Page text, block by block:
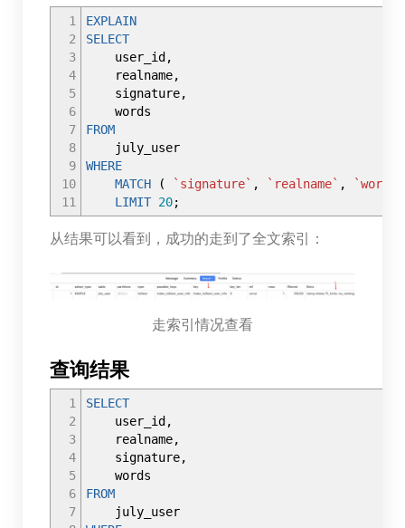
1
2
3
4
5
6
7
8
9
10
11
EXPLAIN
SELECT
user_id ,
realname,
signature,
words
FROM
july_user
WHERE
MATCH
( `signature` , `realname` ,
`words`
LIMIT 20;
从结果可以看到，成功的走到了全文索引：
走索引情况查看
查询结果
1
2
3
4
5
6
7
SELECT
user_id ,
realname,
signature,
words
FROM
july_user